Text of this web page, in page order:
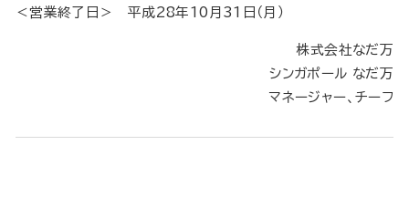
＜営業終了日＞ 平成28年10月31日（月）
株式会社なだ万
シンガポール なだ万
マネージャー、チーフ